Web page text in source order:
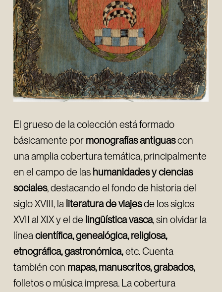
El grueso de la colección está formado
básicamente por monografías antiguascon
una amplia cobertura temática, principalmente
en el campo de las humanidades y ciencias
sociales, destacando el fondo de historia del
siglo XVIII, la literatura de viajesde los siglos
XVII al XIX y el de lingüística vasca, sin olvidar la
línea científica, genealógica, religiosa,
etnográfica, gastronómica,etc. Cuenta
también con mapas, manuscritos, grabados,
folletos o música impresa. La cobertura